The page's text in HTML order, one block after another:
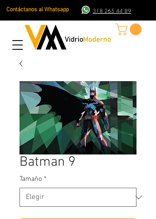
Contáctanos al Whatsapp 318 265 44 89
Batman 9
Tamaño *